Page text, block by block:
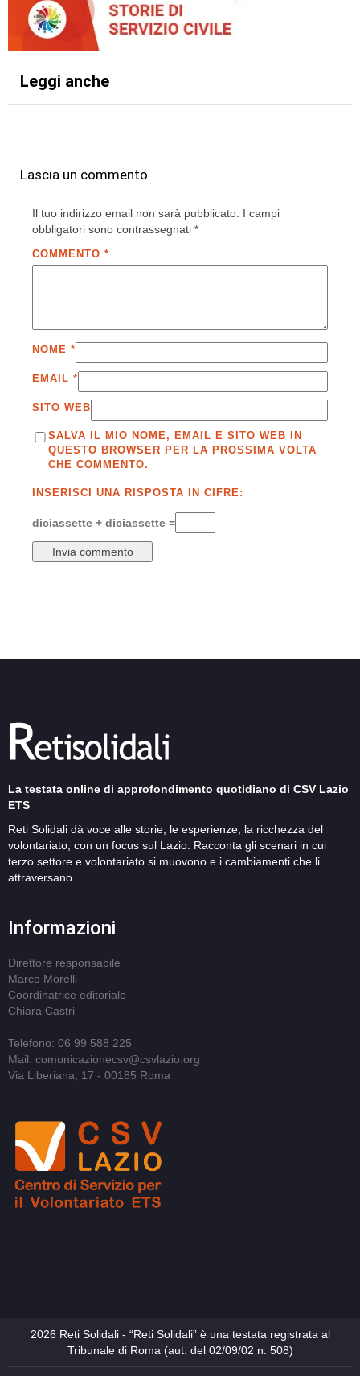
Leggi anche
Lascia un commento
Il tuo indirizzo email non sarà pubblicato. I campi
obbligatori sono contrassegnati *
COMMENTO *
NOME *
EMAIL *
SITO WEB
SALVA IL MIO NOME, EMAIL E SITO WEB IN
QUESTO BROWSER PER LA PROSSIMA VOLTA
CHE COMMENTO.
INSERISCI UNA RISPOSTA IN CIFRE:
diciassette + diciassette =
La testata online di approfondimento quotidiano di CSV Lazio
ETS
Reti Solidali dà voce alle storie, le esperienze, la ricchezza del
volontariato, con un focus sul Lazio. Racconta gli scenari in cui
terzo settore e volontariato si muovono e i cambiamenti che li
attraversano
Informazioni
Direttore responsabile
Marco Morelli
Coordinatrice editoriale
Chiara Castri
Telefono: 06 99 588 225
Mail: comunicazionecsv@csvlazio.org
Via Liberiana, 17 - 00185 Roma
2026 Reti Solidali - “Reti Solidali” è una testata registrata al
Tribunale di Roma (aut. del 02/09/02 n. 508)